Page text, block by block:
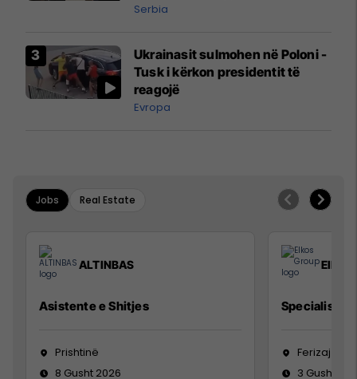
Serbia
Ukrainasit sulmohen në Poloni -
Tusk i kërkon presidentit të
reagojë
Evropa
Jobs Real Estate
ALTINBAS
Asistente e Shitjes
Prishtinë
8 Gusht 2026
Elkos
Specialist
Ferizaj
3 Gusht